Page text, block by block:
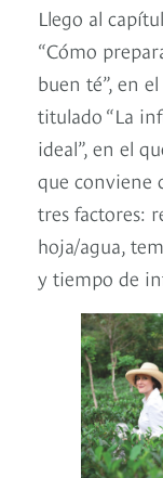
Llego al
“Cómo
buen té”, en
titulado “La
ideal”, en el
que conviene
tres factores:
hoja/agua,
y tiempo de